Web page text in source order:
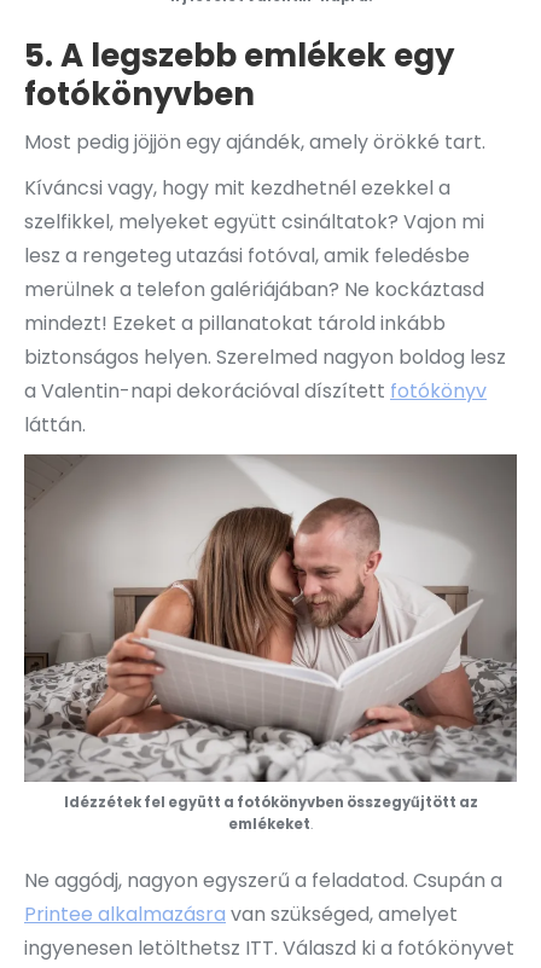
5. A legszebb emlékek egy
fotókönyvben
Most pedig jöjjön egy ajándék, amely örökké tart.
Kíváncsi vagy, hogy mit kezdhetnél ezekkel a
szelfikkel, melyeket együtt csináltatok? Vajon mi
lesz a rengeteg utazási fotóval, amik feledésbe
merülnek a telefon galériájában? Ne kockáztasd
mindezt! Ezeket a pillanatokat tárold inkább
biztonságos helyen. Szerelmed nagyon boldog lesz
a Valentin-napi dekorációval díszített fotókönyv
láttán.
Idézzétek fel együtt a fotókönyvben összegyűjtött az
emlékeket.
Ne aggódj, nagyon egyszerű a feladatod. Csupán a
Printee alkalmazásra van szükséged, amelyet
ingyenesen letölthetsz ITT. Válaszd ki a fotókönyvet